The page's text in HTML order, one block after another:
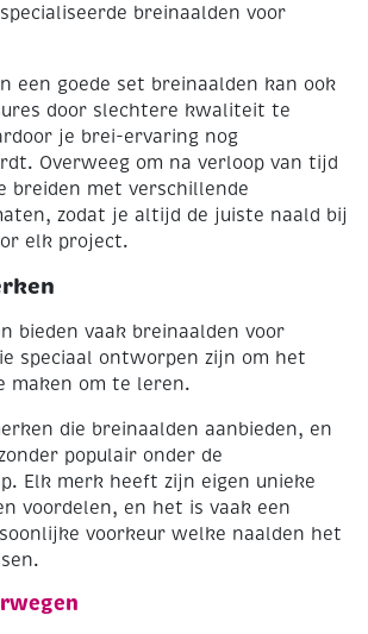
breinaalden voor
een goede set breinaalden kan ook
door slechtere kwaliteit te
je brei-ervaring nog
Overweeg om na verloop van tijd
breiden met verschillende
zodat je altijd de juiste naald bij
elk project.
bieden vaak breinaalden voor
speciaal ontworpen zijn om het
maken om te leren.
die breinaalden aanbieden, en
populair onder de
Elk merk heeft zijn eigen unieke
voordelen, en het is vaak een
voorkeur welke naalden het